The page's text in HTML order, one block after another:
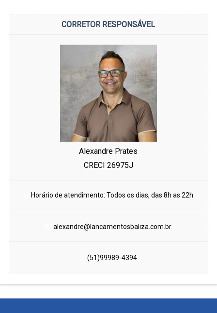
CORRETOR RESPONSÁVEL
Alexandre Prates
CRECI 26975J
Horário de atendimento: Todos os dias, das 8h as 22h
alexandre@lancamentosbaliza.com.br
(51)99989-4394